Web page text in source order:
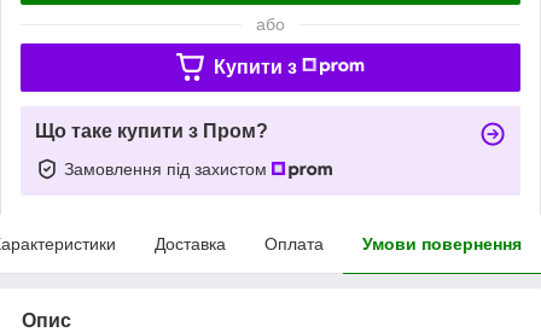
або
Купити з
Що таке купити з Пром?
Замовлення під захистом
Доставка Оплата Умови повернення
Опис